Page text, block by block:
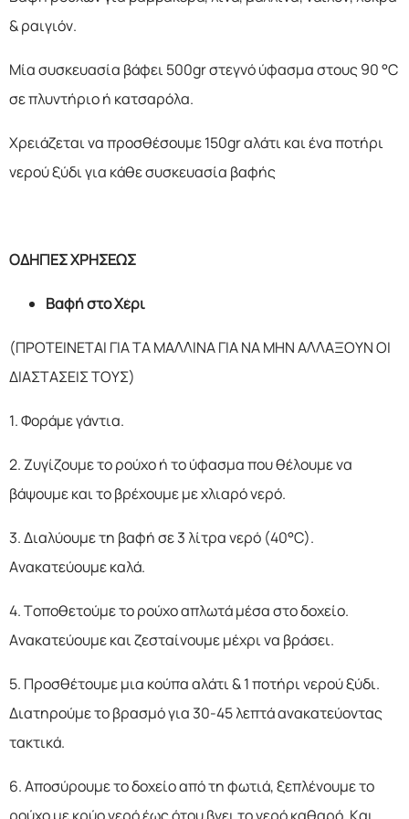
& ραιγιόν.
Μία συσκευασία βάφει 500gr στεγνό ύφασμα στους 90 °C
σε πλυντήριο ή κατσαρόλα.
Χρειάζεται να προσθέσουμε 150gr αλάτι και ένα ποτήρι
νερού ξύδι για κάθε συσκευασία βαφής
ΟΔΗΓΙΕΣ ΧΡΗΣΕΩΣ
Βαφή στο Χέρι
(ΠΡΟΤΕΙΝΕΤΑΙ ΓΙΑ ΤΑ ΜΑΛΛΙΝΑ ΓΙΑ ΝΑ ΜΗΝ ΑΛΛΑΞΟΥΝ ΟΙ
ΔΙΑΣΤΑΣΕΙΣ ΤΟΥΣ)
1. Φοράμε γάντια.
2. Ζυγίζουμε το ρούχο ή το ύφασμα που θέλουμε να
βάψουμε και το βρέχουμε με χλιαρό νερό.
3. Διαλύουμε τη βαφή σε 3 λίτρα νερό (40°C).
Ανακατεύουμε καλά.
4. Τοποθετούμε το ρούχο απλωτά μέσα στο δοχείο.
Ανακατεύουμε και ζεσταίνουμε μέχρι να βράσει.
5. Προσθέτουμε μια κούπα αλάτι & 1 ποτήρι νερού ξύδι.
Διατηρούμε το βρασμό για 30-45 λεπτά ανακατεύοντας
τακτικά.
6. Αποσύρουμε το δοχείο από τη φωτιά, ξεπλένουμε το